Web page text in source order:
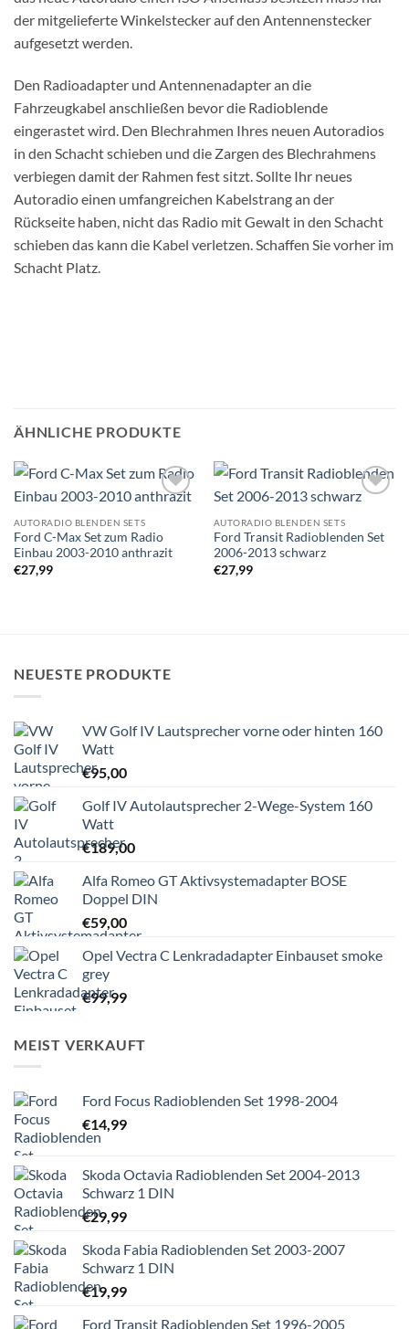
der mitgelieferte Winkelstecker auf den Antennenstecker
aufgesetzt werden.
Den Radioadapter und Antennenadapter an die
Fahrzeugkabel anschließen bevor die Radioblende
eingerastet wird. Den Blechrahmen Ihres neuen Autoradios
in den Schacht schieben und die Zargen des Blechrahmens
verbiegen damit der Rahmen fest sitzt. Sollte Ihr neues
Autoradio einen umfangreichen Kabelstrang an der
Rückseite haben, nicht das Radio mit Gewalt in den Schacht
schieben das kann die Kabel verletzen. Schaffen Sie vorher im
Schacht Platz.
ÄHNLICHE PRODUKTE
Wunschliste
hinzufügen
AUTORADIO BLENDEN SETS
Ford C-Max Set zum Radio
Einbau 2003-2010 anthrazit
€27,99
Wunschliste
hinzufügen
AUTORADIO BLENDEN SETS
Ford Transit Radioblenden Set
2006-2013 schwarz
€27,99
NEUESTE PRODUKTE
VW Golf IV Lautsprecher vorne oder hinten 160
Watt
€95,00
Golf IV Autolautsprecher 2-Wege-System 160
Watt
€189,00
Alfa Romeo GT Aktivsystemadapter BOSE
Doppel DIN
€59,00
Opel Vectra C Lenkradadapter Einbauset smoke
grey
€99,99
MEIST VERKAUFT
Ford Focus Radioblenden Set 1998-2004
€14,99
Skoda Octavia Radioblenden Set 2004-2013
Schwarz 1 DIN
€29,99
Skoda Fabia Radioblenden Set 2003-2007
Schwarz 1 DIN
€19,99
Ford Transit Radioblenden Set 1996-2005